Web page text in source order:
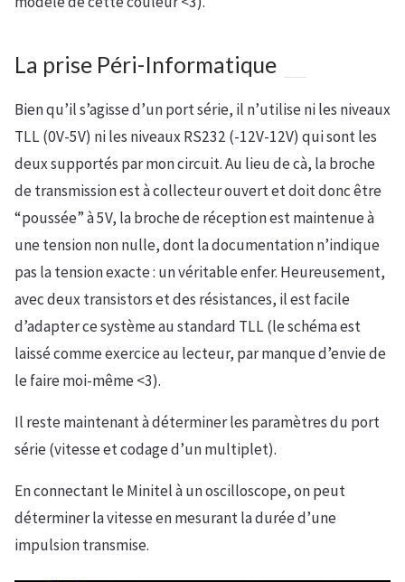
La prise Péri-Informatique
Bien qu’il s’agisse d’un port série, il n’utilise ni les niveaux
TLL (0V-5V) ni les niveaux RS232 (-12V-12V) qui sont les
deux supportés par mon circuit. Au lieu de cà, la broche
de transmission est à collecteur ouvert et doit donc être
“poussée” à 5V, la broche de réception est maintenue à
une tension non nulle, dont la documentation n’indique
pas la tension exacte : un véritable enfer. Heureusement,
avec deux transistors et des résistances, il est facile
d’adapter ce système au standard TLL (le schéma est
laissé comme exercice au lecteur, par manque d’envie de
le faire moi-même <3).
Il reste maintenant à déterminer les paramètres du port
série (vitesse et codage d’un multiplet).
En connectant le Minitel à un oscilloscope, on peut
déterminer la vitesse en mesurant la durée d’une
impulsion transmise.